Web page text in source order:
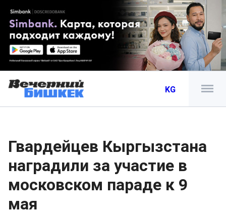
KG
Гвардейцев Кыргызстана
наградили за участие в
московском параде к 9
мая